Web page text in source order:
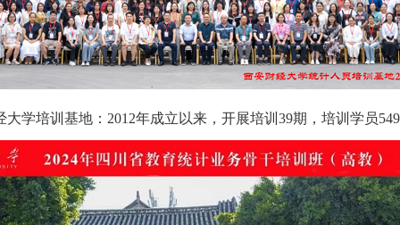
大学培训基地：2012年成立以来，开展培训39期，培训学员